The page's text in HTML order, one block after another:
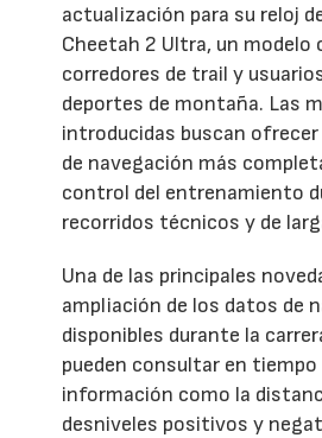
actualización para su reloj
Cheetah 2 Ultra, un modelo
corredores de trail y
deportes de montaña. Las
introducidas buscan ofrecer
de navegación más
control del entrenamiento
recorridos técnicos y de
Una de las principales
ampliación de los datos de
disponibles durante la
pueden consultar en tiempo
información como la
desniveles positivos y